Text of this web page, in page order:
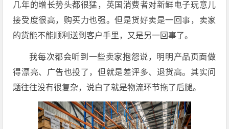
几年的增长势头都很猛，英国消费者对新鲜电子玩意儿
接受度很高，购买力也强。但是货好卖是一回事，卖家
的货能不能顺利送到客户手里，又是另一回事了。
我每次都会听到一些卖家抱怨说，明明产品页面做
得漂亮、广告也投了，但就是差评多、退货高。其实问
题往往没有很复杂，说白了就是物流环节拖了后腿。